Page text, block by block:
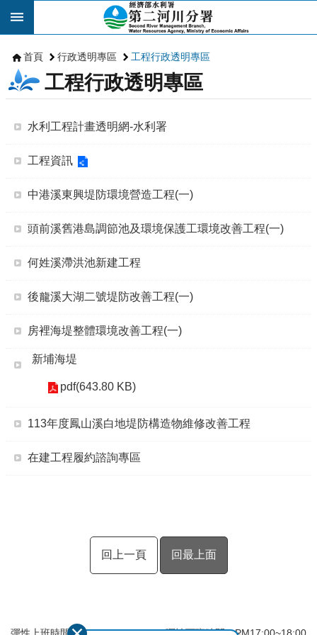
跳到主要內容區塊
首頁 行政透明專區 工程行政透明專區
工程行政透明專區
水利工程計畫透明網-水利署
工程資訊
中港溪東興堤防環境營造工程(一)
頭前溪舊港島調節池及環境保護工環境改善工程(一)
何姓溪滯洪池新建工程
後龍溪大湖二號堤防改善工程(一)
房裡海堤整體環境改善工程(一)
新埔海堤
pdf(643.80 KB)
113年度鳳山溪白地堤防構造物維修改善工程
在建工程履約諮詢專區
回上一頁 回最上面